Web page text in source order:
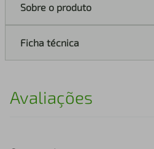
Sobre o produto
Ficha técnica
Avaliações